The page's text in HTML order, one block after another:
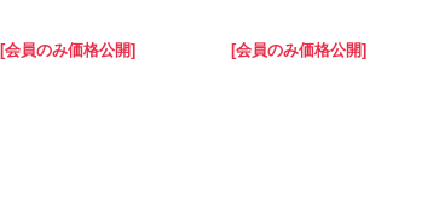
[会員のみ価格公開] [会員のみ価格公開]